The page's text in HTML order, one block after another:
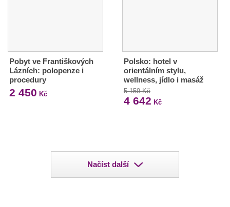
Pobyt ve Františkových
Lázních: polopenze i
procedury
2 450 Kč
Polsko: hotel v
orientálním stylu,
wellness, jídlo i masáž
5 159 Kč
4 642 Kč
Načíst další